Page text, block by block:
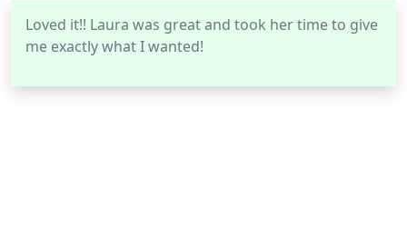
Loved it!! Laura was great and took her time to give
me exactly what I wanted!